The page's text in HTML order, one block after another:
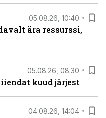
05.08.26, 10:40
ära ressurssi,
05.08.26, 08:30
kuud järjest
04.08.26, 14:04